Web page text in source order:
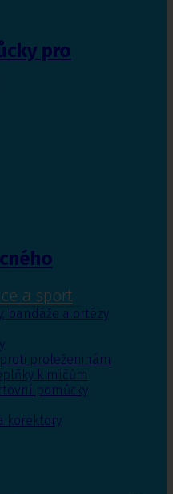
pro
a sport
bandáže a ortézy
proleženinám
k míčům
pomůcky
korektory